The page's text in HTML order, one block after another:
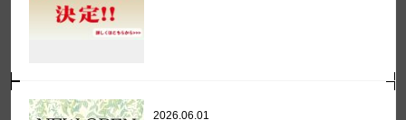
2026.06.01